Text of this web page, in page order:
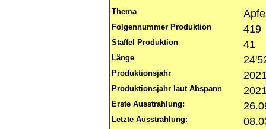
Thema
Folgennummer Produktion 419
Staffel Produktion 41
Länge
Produktionsjahr
Produktionsjahr laut Abspann
Erste Ausstrahlung:
Letzte Ausstrahlung: